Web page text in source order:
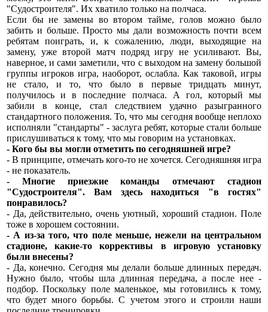
"Судостроителя". Их хватило только на полчаса.
Если бы не замены во втором тайме, голов можно было
забить и больше. Просто мы дали возможность почти всем
ребятам поиграть, и, к сожалению, люди, выходящие на
замену, уже второй матч подряд игру не усиливают. Вы,
наверное, и сами заметили, что с выходом на замену большой
группы игроков игра, наоборот, ослабла. Как таковой, игры
не стало, и то, что было в первые тридцать минут,
получилось и в последние полчаса. А гол, который мы
забили в конце, стал следствием удачно разыгранного
стандартного положения. То, что мы сегодня вообще неплохо
исполняли "стандарты" - заслуга ребят, которые стали больше
прислушиваться к тому, что мы говорим на установках.
- Кого бы вы могли отметить по сегодняшней игре?
- В принципе, отмечать кого-то не хочется. Сегодняшняя игра
- не показатель.
- Многие приезжие команды отмечают стадион
"Судостроителя". Вам здесь находиться "в гостях"
понравилось?
- Да, действительно, очень уютный, хороший стадион. Поле
тоже в хорошем состоянии.
- А из-за того, что поле меньше, нежели на центральном
стадионе, какие-то коррективы в игровую установку
были внесены?
- Да, конечно. Сегодня мы делали больше длинных передач.
Нужно было, чтобы шла длинная передача, а после нее -
подбор. Поскольку поле маленькое, мы готовились к тому,
что будет много борьбы. С учетом этого и строили наши